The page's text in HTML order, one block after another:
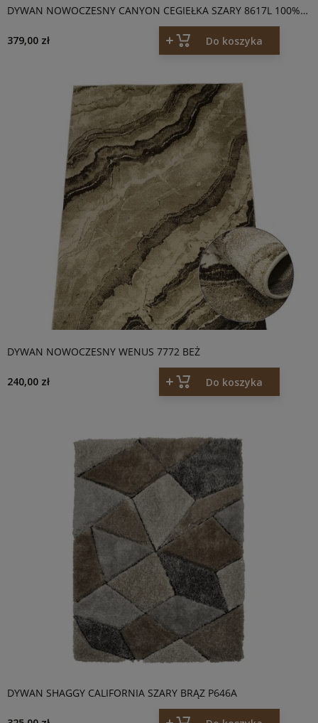
DYWAN NOWOCZESNY CANYON CEGIEŁKA SZARY 8617L 100%
379,00 zł
Do koszyka
DYWAN NOWOCZESNY WENUS 7772 BEŻ
240,00 zł Do koszyka
DYWAN SHAGGY CALIFORNIA SZARY BRĄZ P646A